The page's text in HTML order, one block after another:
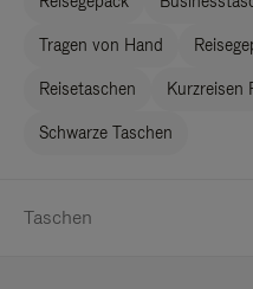
Tragen von Hand
Reisetaschen Kurzreisen
Schwarze Taschen
Taschen